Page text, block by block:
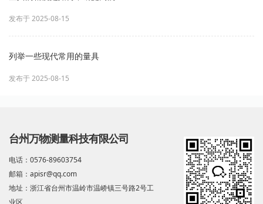
发布于 2025-08-15
列举一些现代常用的量具
发布于 2025-08-15
台州万物测量科技有限公司
电话：0576-89603754
邮箱：apisr@qq.com
地址：浙江省台州市温岭市温峤镇三号路2号工